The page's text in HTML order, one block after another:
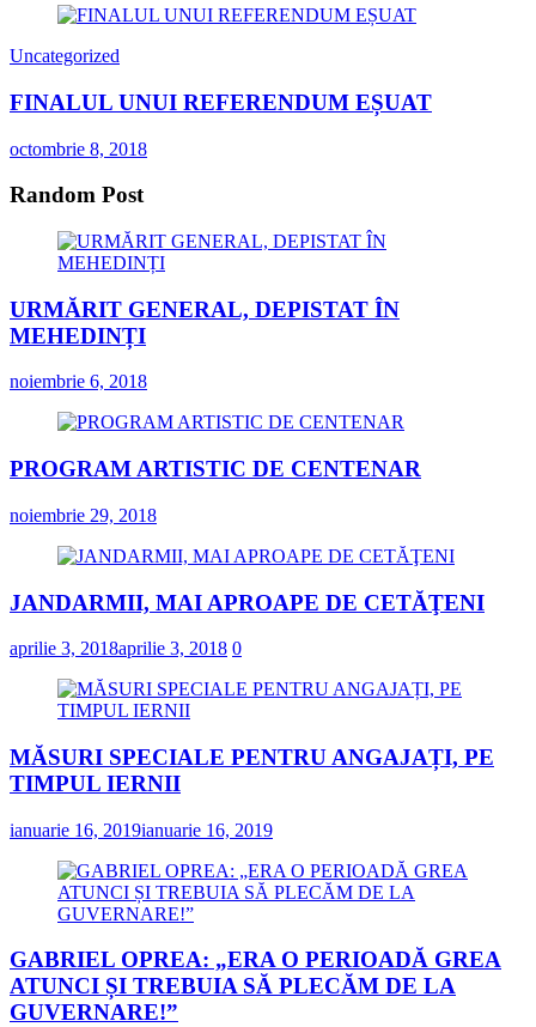
Uncategorized
FINALUL UNUI REFERENDUM EȘUAT
octombrie 8, 2018
Random Post
URMĂRIT GENERAL, DEPISTAT ÎN
MEHEDINȚI
noiembrie 6, 2018
PROGRAM ARTISTIC DE CENTENAR
noiembrie 29, 2018
JANDARMII, MAI APROAPE DE CETĂŢENI
aprilie 3, 2018aprilie 3, 2018 0
MĂSURI SPECIALE PENTRU ANGAJAȚI, PE
TIMPUL IERNII
ianuarie 16, 2019ianuarie 16, 2019
GABRIEL OPREA: „ERA O PERIOADĂ GREA
ATUNCI ȘI TREBUIA SĂ PLECĂM DE LA
GUVERNARE!”